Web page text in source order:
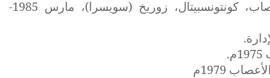
قسم جراحة الأعصاب، كونتونسبيتال، زوريخ (سويسرا)، مارس 1985-
1979م